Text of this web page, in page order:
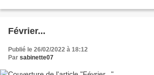
Février...
Publié le 26/02/2022 à 18:12
Par sabinette07